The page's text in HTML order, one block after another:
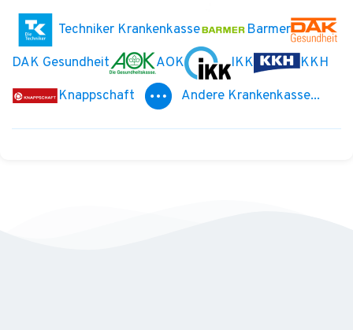
Techniker Krankenkasse
Barmer
DAK Gesundheit
AOK IKK
KKH
Knappschaft
Andere Krankenkasse...